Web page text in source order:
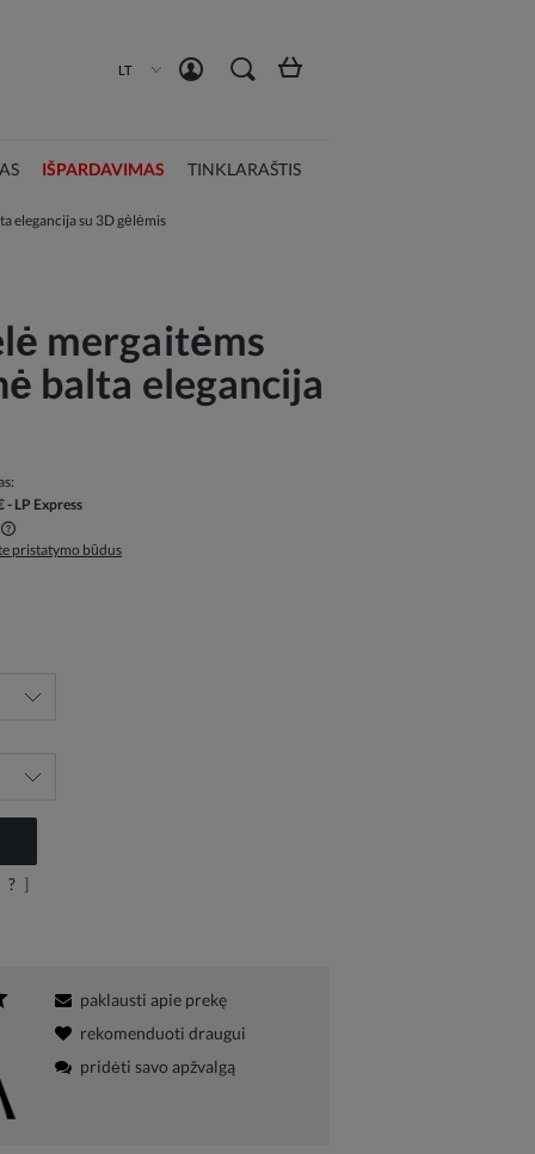
LT
IŠPARDAVIMAS TINKLARAŠTIS
elegancija su 3D gėlėmis
mergaitėms
balta elegancija
- LP Express
pristatymo būdus
? ]
paklausti apie prekę
rekomenduoti draugui
pridėti savo apžvalgą